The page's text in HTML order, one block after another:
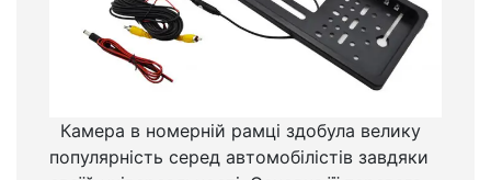
Камера в номерній рамці здобула велику
популярність серед автомобілістів завдяки